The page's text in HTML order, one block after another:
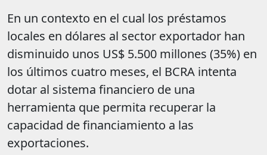
En un contexto en el cual los préstamos
locales en dólares al sector exportador han
disminuido unos US$ 5.500 millones (35%) en
los últimos cuatro meses, el BCRA intenta
dotar al sistema financiero de una
herramienta que permita recuperar la
capacidad de financiamiento a las
exportaciones.